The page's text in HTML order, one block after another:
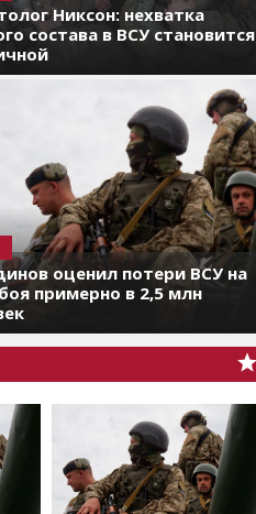
Никсон: нехватка
состава в ВСУ становится
оценил потери ВСУ на
примерно в 2,5 млн